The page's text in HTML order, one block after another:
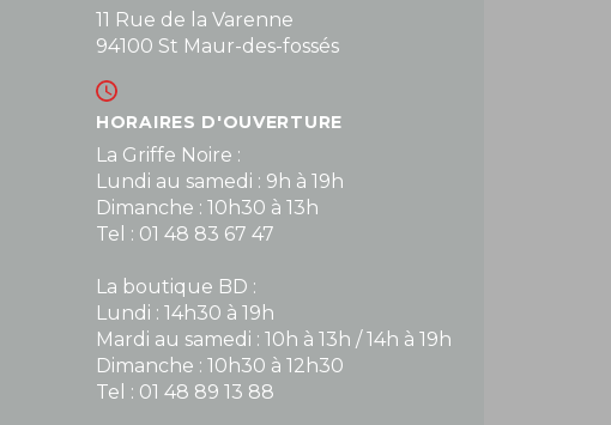
11 Rue de la Varenne
94100 St Maur-des-fossés
HORAIRES D'OUVERTURE
La Griffe Noire :
Lundi au samedi : 9h à 19h
Dimanche : 10h30 à 13h
Tel : 01 48 83 67 47
La boutique BD :
Lundi : 14h30 à 19h
Mardi au samedi : 10h à 13h / 14h à 19h
Dimanche : 10h30 à 12h30
Tel : 01 48 89 13 88